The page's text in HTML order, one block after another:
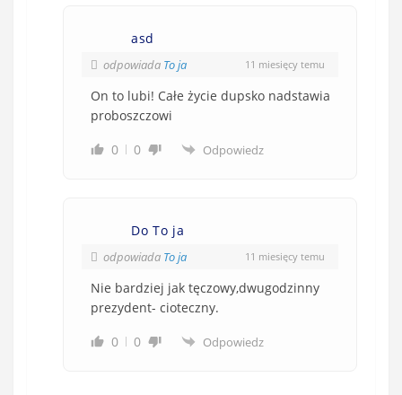
asd
odpowiada To ja 11 miesięcy temu
On to lubi! Całe życie dupsko nadstawia
proboszczowi
0
0 Odpowiedz
Do To ja
odpowiada To ja 11 miesięcy temu
Nie bardziej jak tęczowy,dwugodzinny
prezydent- cioteczny.
0
0 Odpowiedz